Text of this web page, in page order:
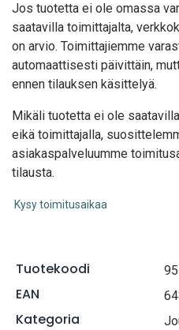
Jos tuotetta ei ole omassa
saatavilla toimittajalta,
on arvio. Toimittajiemme
automaattisesti päivittäin,
ennen tilauksen käsittelyä.
Mikäli tuotetta ei ole
eikä toimittajalla,
asiakaspalveluumme
tilausta.
Kysy toimitusaikaa
Tuotekoodi
EAN
Kategoria